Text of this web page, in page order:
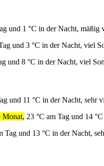
und 1 °C in der Nacht, mäßig
und 3 °C in der Nacht, viel
und 8 °C in der Nacht, viel
und 11 °C in der Nacht, sehr
Monat, 23 °C am Tag und 14
Tag und 13 °C in der Nacht,